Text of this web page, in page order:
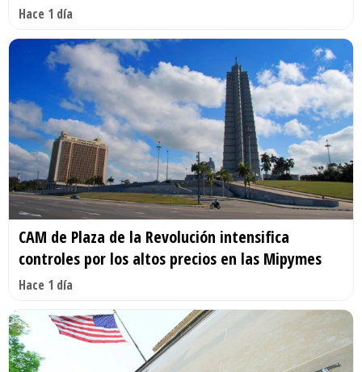
Hace 1 día
CAM de Plaza de la Revolución intensifica
controles por los altos precios en las Mipymes
Hace 1 día